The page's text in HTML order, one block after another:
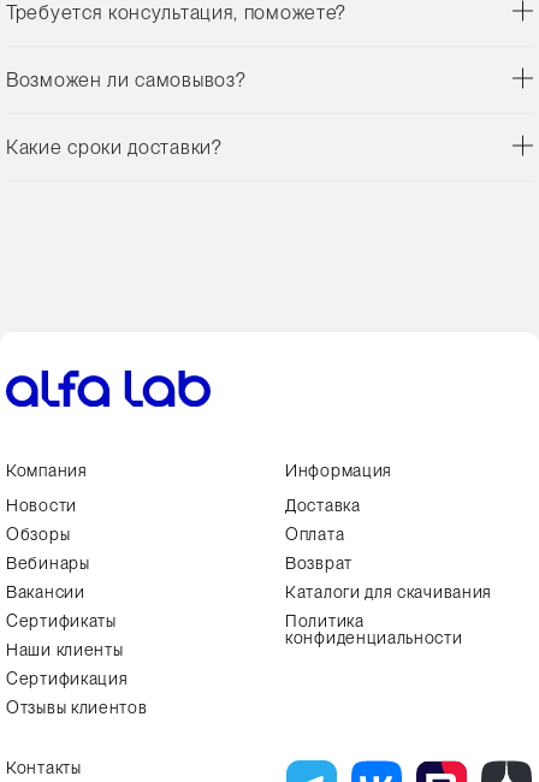
Требуется консультация, поможете?
Возможен ли самовывоз?
Какие сроки доставки?
Компания
Новости
Обзоры
Вебинары
Вакансии
Сертификаты
Наши клиенты
Сертификация
Отзывы клиентов
Информация
Доставка
Оплата
Возврат
Каталоги для скачивания
Политика
конфиденциальности
Контакты